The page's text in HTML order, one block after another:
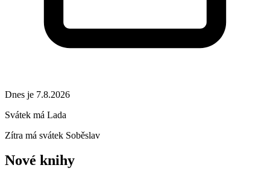
Dnes je 7.8.2026
Svátek má Lada
Zítra má svátek Soběslav
Nové knihy